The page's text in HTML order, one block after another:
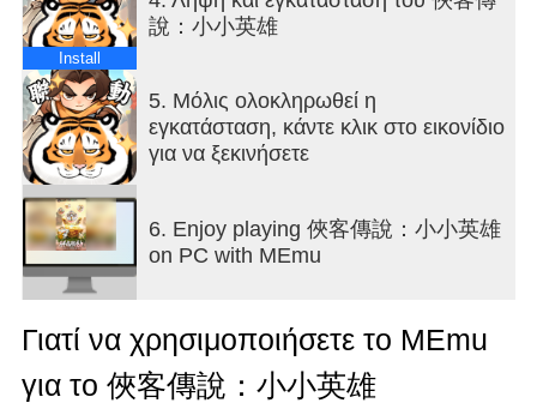
策略爬塔，無限驗證，千絕塔頂等你頂峰相見！
【歸隱田園 獨善其身】
家園采菊東籬下，亦可釣魚池塘邊，隱居家園也是
大俠歸宿！
Install
說：小小英雄
5. Μόλις ολοκληρωθεί η
εγκατάσταση, κάντε κλικ στο εικονίδιο
για να ξεκινήσετε
6. Enjoy playing 俠客傳說：小小英雄
on PC with MEmu
Γιατί να χρησιμοποιήσετε το MEmu
για το 俠客傳說：小小英雄